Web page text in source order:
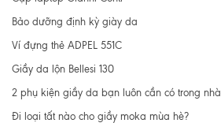
Bảo dưỡng định kỳ giày da
Ví đựng thẻ ADPEL 551C
Giầy da lộn Bellesi 130
2 phụ kiện giầy da bạn luôn cần có trong nhà
Đi loại tất nào cho giầy moka mùa hè?